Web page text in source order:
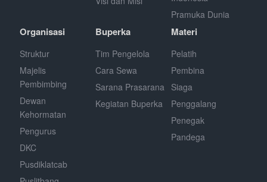
Pramuka Dunia
Organisasi
Struktur
Majelis
Pembimbing
Dewan
Kehormatan
Pengurus
DKC
Pusdiklatcab
Buperka
Tim Pengelola
Cara Sewa
Sarana Prasarana
Kegiatan Buperka
Materi
Pelatih
Pembina
Siaga
Penggalang
Penegak
Pandega